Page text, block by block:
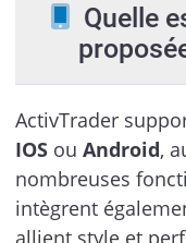
Quelle
ActivTrader
IOSou Android,
nombreuses
intègrent
allient style et